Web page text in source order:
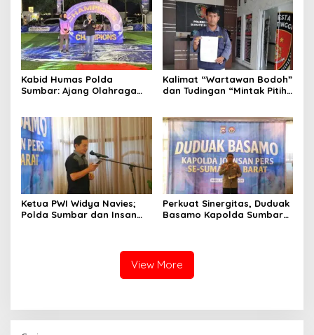
Kabid Humas Polda
Sumbar: Ajang Olahraga
Kamtibmas
Kalimat “Wartawan Bodoh”
dan Tudingan “Mintak Pitih”
Bukittinggi
Ketua PWI Widya Navies;
Polda Sumbar dan Insan
Perkuat Sinergitas, Duduak
Basamo Kapolda Sumbar
View More